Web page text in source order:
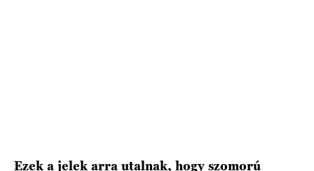
Ezek a jelek arra utalnak, hogy szomorú